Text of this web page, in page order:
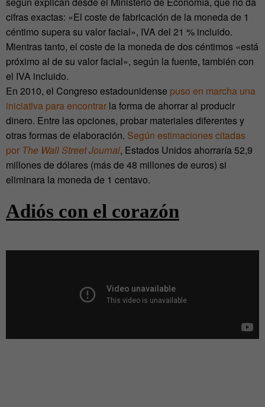
cifras exactas: «El coste de fabricación de la moneda de 1
céntimo supera su valor facial», IVA del 21 % incluido.
Mientras tanto, el coste de la moneda de dos céntimos «está
próximo al de su valor facial», según la fuente, también con
el IVA incluido.
En 2010, el Congreso estadounidense puso en marcha una
iniciativa para encontrar la forma de ahorrar al producir
dinero. Entre las opciones, probar materiales diferentes y
otras formas de elaboración. Según estimaciones citadas
por The Wall Street Journal, Estados Unidos ahorraría 52,9
millones de dólares (más de 48 millones de euros) si
eliminara la moneda de 1 centavo.
Adiós con el corazón